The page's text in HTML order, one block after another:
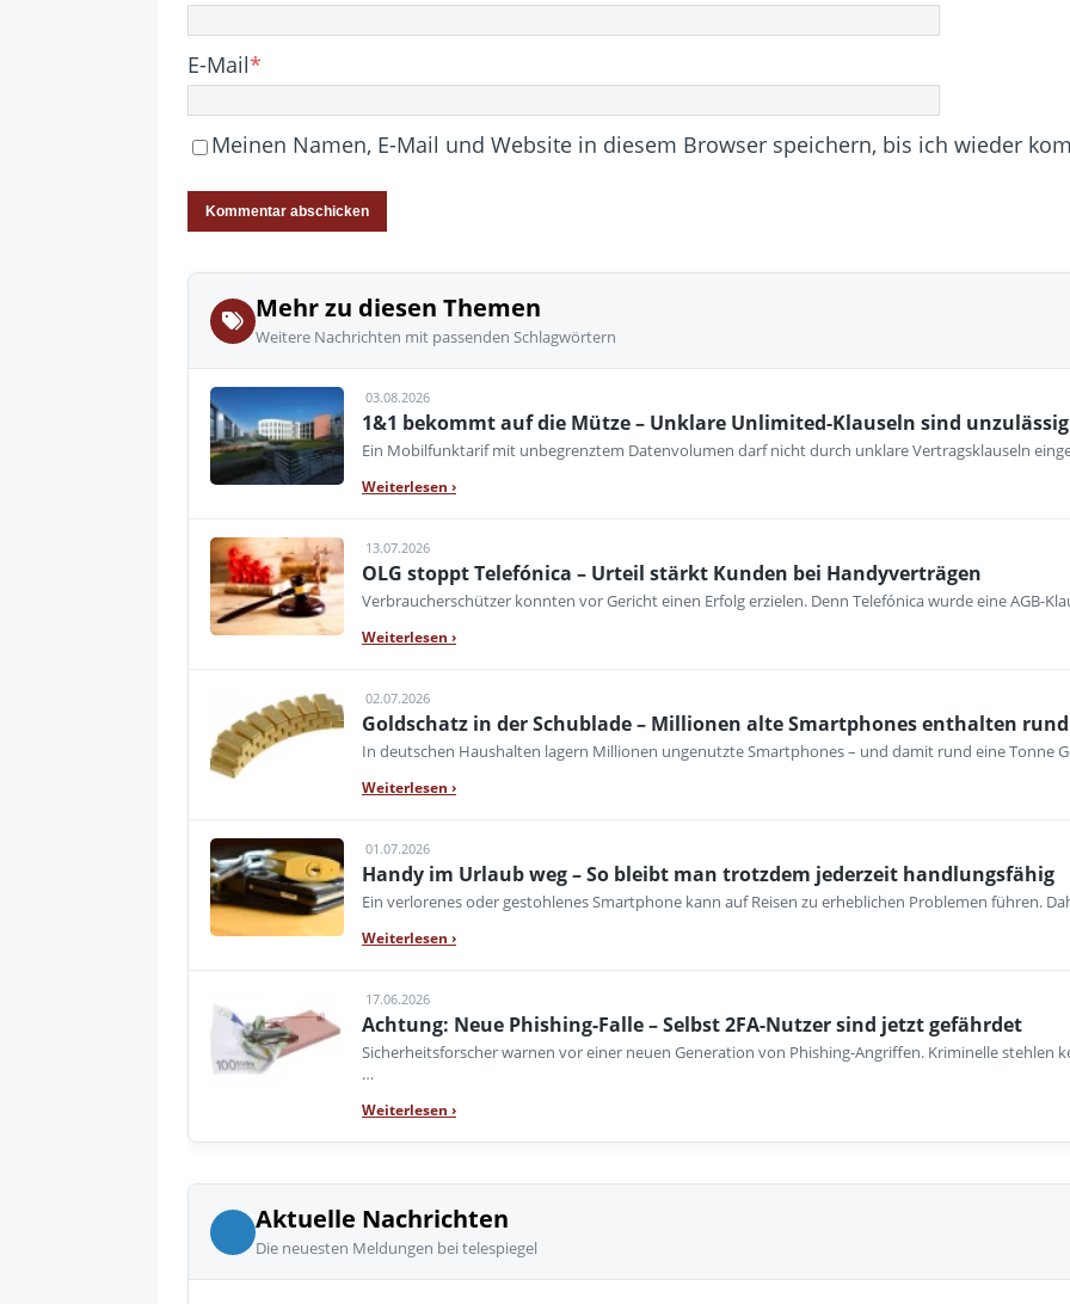
E-Mail*
Meinen Namen, E-Mail und Website in diesem Browser speichern, bis ich wieder
Mehr zu diesen Themen
Weitere Nachrichten mit passenden Schlagwörtern
03.08.2026
1&1 bekommt auf die Mütze – Unklare Unlimited-Klauseln sind unzulässig
Ein Mobilfunktarif mit unbegrenztem Datenvolumen darf nicht durch unklare Vertragsklauseln
Weiterlesen ›
13.07.2026
OLG stoppt Telefónica – Urteil stärkt Kunden bei Handyverträgen
Verbraucherschützer konnten vor Gericht einen Erfolg erzielen. Denn Telefónica wurde eine AGB-
Weiterlesen ›
02.07.2026
Goldschatz in der Schublade – Millionen alte Smartphones enthalten
In deutschen Haushalten lagern Millionen ungenutzte Smartphones – und damit rund eine Tonne
Weiterlesen ›
01.07.2026
Handy im Urlaub weg – So bleibt man trotzdem jederzeit handlungsfähig
Ein verlorenes oder gestohlenes Smartphone kann auf Reisen zu erheblichen Problemen führen.
Weiterlesen ›
17.06.2026
Achtung: Neue Phishing-Falle – Selbst 2FA-Nutzer sind jetzt gefährdet
Sicherheitsforscher warnen vor einer neuen Generation von Phishing-Angriffen. Kriminelle stehlen
…
Weiterlesen ›
Aktuelle Nachrichten
Die neuesten Meldungen bei telespiegel